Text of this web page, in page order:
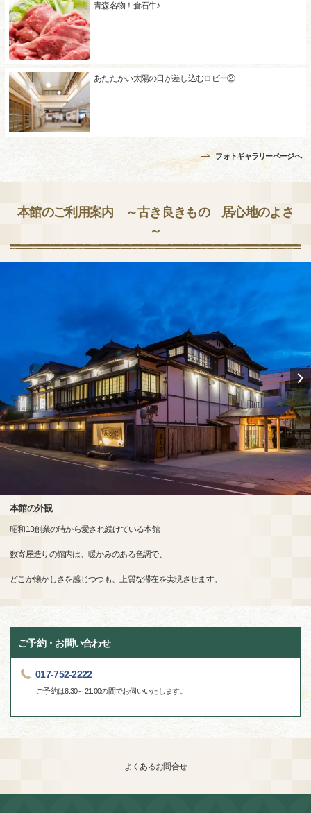
青森名物！倉石牛♪
あたたかい太陽の日が差し込むロビー②
フォトギャラリーページへ
本館のご利用案内 ～古き良きもの 居心地のよさ
～
本館の外観
昭和13創業の時から愛され続けている本館
数寄屋造りの館内は、暖かみのある色調で、
どこか懐かしさを感じつつも、上質な滞在を実現させます。
ご予約・お問い合わせ
017-752-2222
ご予約は8:30～21:00の間でお伺いいたします。
よくあるお問合せ